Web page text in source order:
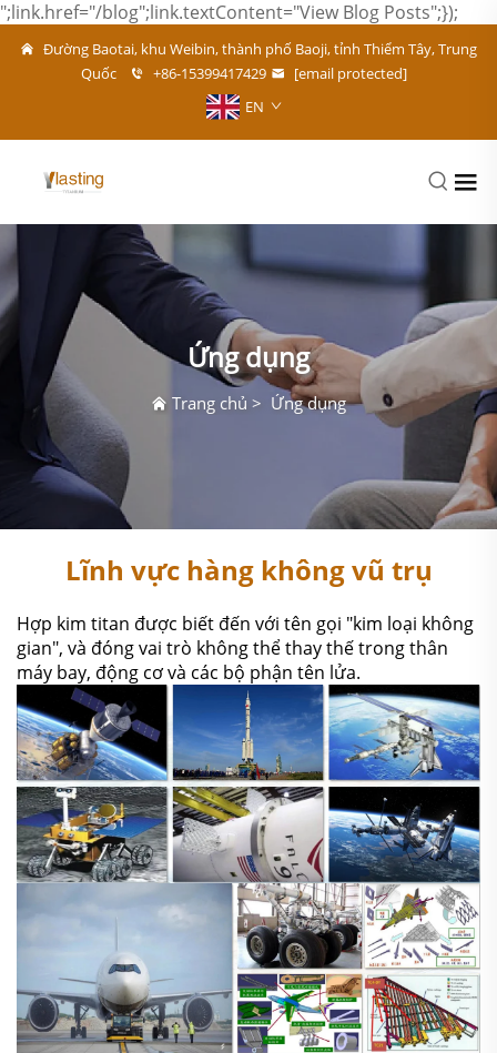
";link.href="/blog";link.textContent="View Blog Posts";});
Đường Baotai, khu Weibin, thành phố Baoji, tỉnh Thiểm Tây, Trung
Quốc
+86-15399417429
[email protected]
EN
Ứng dụng
Trang chủ > Ứng dụng
Lĩnh vực hàng không vũ trụ
Hợp kim titan được biết đến với tên gọi "kim loại không
gian", và đóng vai trò không thể thay thế trong thân
máy bay, động cơ và các bộ phận tên lửa.